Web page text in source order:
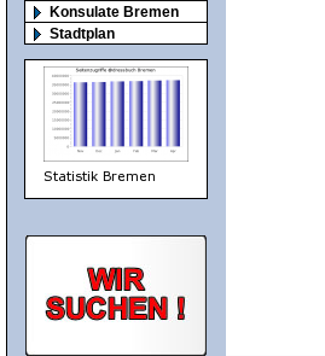
Konsulate Bremen
Stadtplan